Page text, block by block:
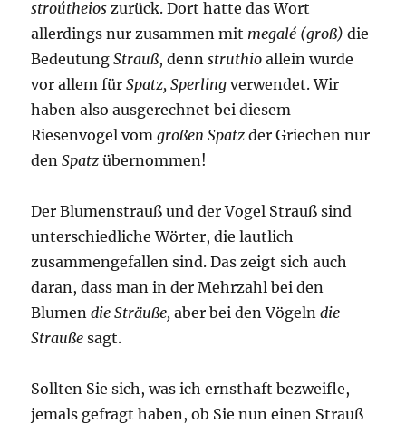
stroútheios zurück. Dort hatte das Wort
allerdings nur zusammen mit megalé (groß) die
BedeutungStrauß, dennstruthio allein wurde
vor allem fürSpatz, Sperling verwendet. Wir
haben also ausgerechnet bei diesem
Riesenvogel vomgroßen Spatzder Griechen nur
denSpatz übernommen!
Der Blumenstrauß und der Vogel Strauß sind
unterschiedliche Wörter, die lautlich
zusammengefallen sind. Das zeigt sich auch
daran, dass man in der Mehrzahl bei den
Blumendie Sträuße, aber bei den Vögelndie
Straußesagt.
Sollten Sie sich, was ich ernsthaft bezweifle,
jemals gefragt haben, ob Sie nun einen Strauß